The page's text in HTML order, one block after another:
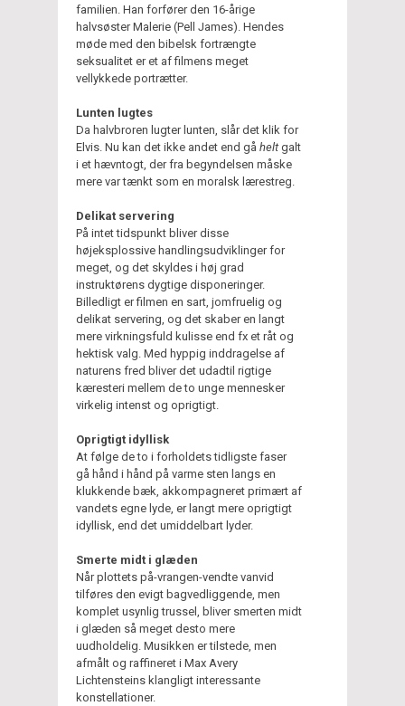
familien. Han forfører den 16-årige
halvsøster Malerie (Pell James). Hendes
møde med den bibelsk fortrængte
seksualitet er et af filmens meget
vellykkede portrætter.
Lunten lugtes
Da halvbroren lugter lunten, slår det klik for
Elvis. Nu kan det ikke andet end gå helt galt
i et hævntogt, der fra begyndelsen måske
mere var tænkt som en moralsk lærestreg.
Delikat servering
På intet tidspunkt bliver disse
højeksplossive handlingsudviklinger for
meget, og det skyldes i høj grad
instruktørens dygtige disponeringer.
Billedligt er filmen en sart, jomfruelig og
delikat servering, og det skaber en langt
mere virkningsfuld kulisse end fx et råt og
hektisk valg. Med hyppig inddragelse af
naturens fred bliver det udadtil rigtige
kæresteri mellem de to unge mennesker
virkelig intenst og oprigtigt.
Oprigtigt idyllisk
At følge de to i forholdets tidligste faser
gå hånd i hånd på varme sten langs en
klukkende bæk, akkompagneret primært af
vandets egne lyde, er langt mere oprigtigt
idyllisk, end det umiddelbart lyder.
Smerte midt i glæden
Når plottets på-vrangen-vendte vanvid
tilføres den evigt bagvedliggende, men
komplet usynlig trussel, bliver smerten midt
i glæden så meget desto mere
uudholdelig. Musikken er tilstede, men
afmålt og raffineret i Max Avery
Lichtensteins klangligt interessante
konstellationer.